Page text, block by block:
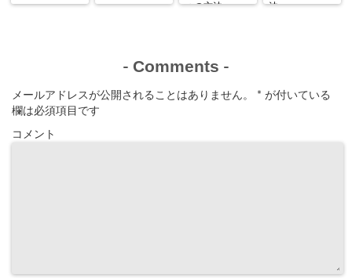
つの方法
法
- Comments -
メールアドレスが公開されることはありません。 * が付いている
欄は必須項目です
コメント